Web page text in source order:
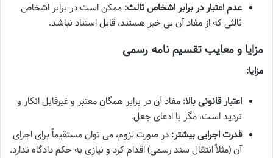
عدم اعتبار در برابر اشخاص ثالث: ممکن است در برابر اشخاص
ثالثی که از مفاد آن بی خبر هستند، قابل استناد نباشد.
مزایا و معایب تقسیم نامه رسمی
مزایا:
اعتبار قانونی بالا: مفاد آن در برابر همگان معتبر و غیرقابل انکار و
تردید است، مگر با ادعای جعل.
قدرت اجرایی بیشتر: در صورت لزوم، می توان مستقیماً برای اجرای
آن (مثلاً انتقال سند رسمی) اقدام کرد و نیازی به حکم دادگاه ندارد.